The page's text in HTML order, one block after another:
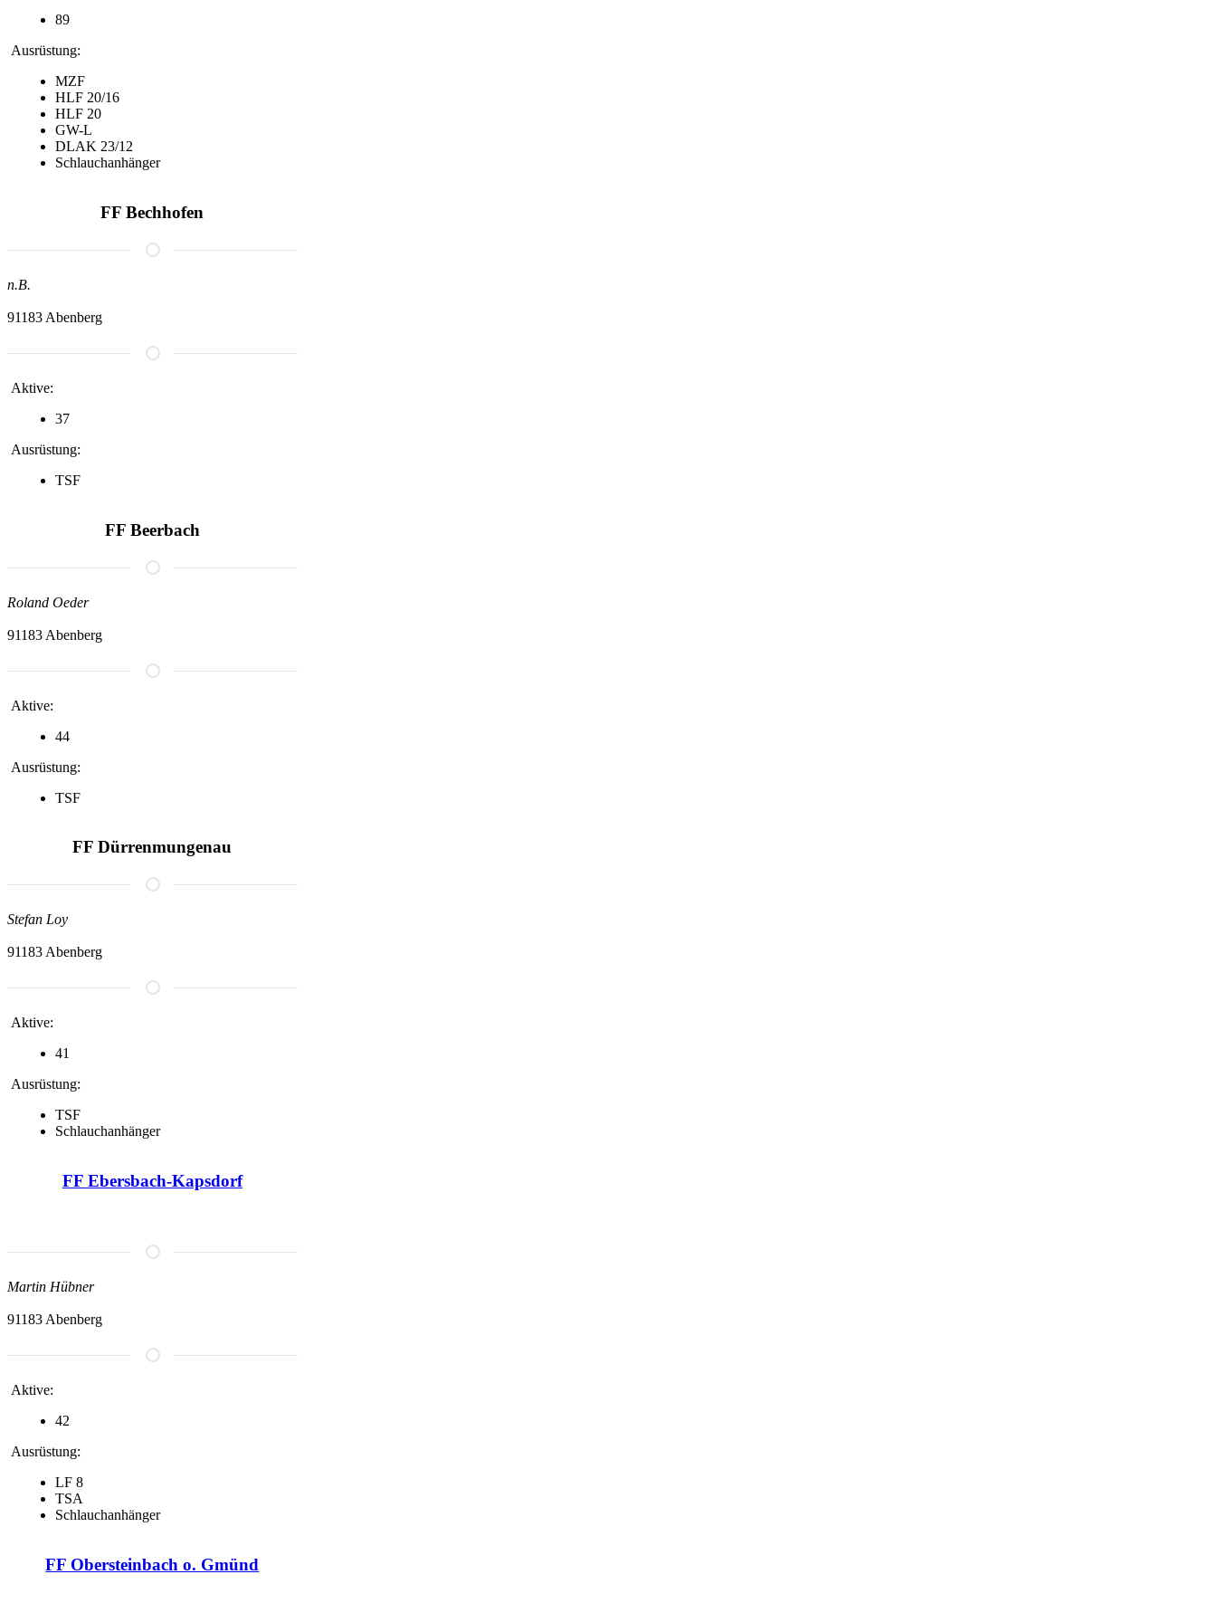
89
Ausrüstung:
MZF
HLF 20/16
HLF 20
GW-L
DLAK 23/12
Schlauchanhänger
FF Bechhofen
n.B.
91183 Abenberg
Aktive:
37
Ausrüstung:
TSF
FF Beerbach
Roland Oeder
91183 Abenberg
Aktive:
44
Ausrüstung:
TSF
FF Dürrenmungenau
Stefan Loy
91183 Abenberg
Aktive:
41
Ausrüstung:
TSF
Schlauchanhänger
FF Ebersbach-Kapsdorf
Martin Hübner
91183 Abenberg
Aktive:
42
Ausrüstung:
LF 8
TSA
Schlauchanhänger
FF Obersteinbach o. Gmünd